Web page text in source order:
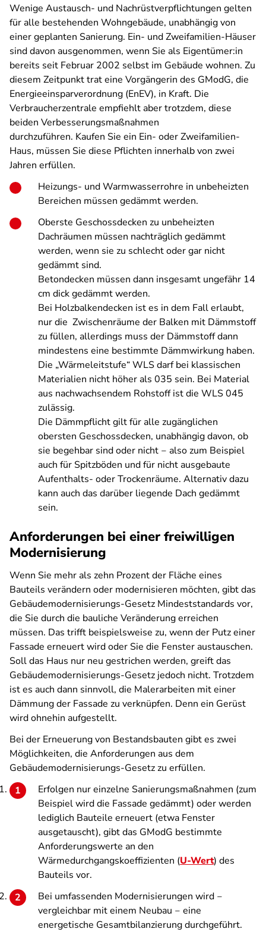
Wenige Austausch- und Nachrüstverpflichtungen gelten
für alle bestehenden Wohngebäude, unabhängig von
einer geplanten Sanierung. Ein- und Zweifamilien-Häuser
sind davon ausgenommen, wenn Sie als Eigentümer:in
bereits seit Februar 2002 selbst im Gebäude wohnen. Zu
diesem Zeitpunkt trat eine Vorgängerin des GModG, die
Energieeinsparverordnung (EnEV), in Kraft. Die
Verbraucherzentrale empfiehlt aber trotzdem, diese
beiden Verbesserungsmaßnahmen
durchzuführen. Kaufen Sie ein Ein- oder Zweifamilien-
Haus, müssen Sie diese Pflichten innerhalb von zwei
Jahren erfüllen.
Heizungs- und Warmwasserrohre in unbeheizten
Bereichen müssen gedämmt werden.
Oberste Geschossdecken zu unbeheizten
Dachräumen müssen nachträglich gedämmt
werden, wenn sie zu schlecht oder gar nicht
gedämmt sind.
Betondecken müssen dann insgesamt ungefähr 14
cm dick gedämmt werden.
Bei Holzbalkendecken ist es in dem Fall erlaubt,
nur die Zwischenräume der Balken mit Dämmstoff
zu füllen, allerdings muss der Dämmstoff dann
mindestens eine bestimmte Dämmwirkung haben.
Die „Wärmeleitstufe“ WLS darf bei klassischen
Materialien nicht höher als 035 sein. Bei Material
aus nachwachsendem Rohstoff ist die WLS 045
zulässig.
Die Dämmpflicht gilt für alle zugänglichen
obersten Geschossdecken, unabhängig davon, ob
sie begehbar sind oder nicht ‒ also zum Beispiel
auch für Spitzböden und für nicht ausgebaute
Aufenthalts- oder Trockenräume. Alternativ dazu
kann auch das darüber liegende Dach gedämmt
sein.
Anforderungen bei einer freiwilligen
Modernisierung
Wenn Sie mehr als zehn Prozent der Fläche eines
Bauteils verändern oder modernisieren möchten, gibt das
Gebäudemodernisierungs-Gesetz Mindeststandards vor,
die Sie durch die bauliche Veränderung erreichen
müssen. Das trifft beispielsweise zu, wenn der Putz einer
Fassade erneuert wird oder Sie die Fenster austauschen.
Soll das Haus nur neu gestrichen werden, greift das
Gebäudemodernisierungs-Gesetz jedoch nicht. Trotzdem
ist es auch dann sinnvoll, die Malerarbeiten mit einer
Dämmung der Fassade zu verknüpfen. Denn ein Gerüst
wird ohnehin aufgestellt.
Bei der Erneuerung von Bestandsbauten gibt es zwei
Möglichkeiten, die Anforderungen aus dem
Gebäudemodernisierungs-Gesetz zu erfüllen.
Erfolgen nur einzelne Sanierungsmaßnahmen (zum
Beispiel wird die Fassade gedämmt) oder werden
lediglich Bauteile erneuert (etwa Fenster
ausgetauscht), gibt das GModG bestimmte
Anforderungswerte an den
Wärmedurchgangskoeffizienten (U-Wert) des
Bauteils vor.
Bei umfassenden Modernisierungen wird ‒
vergleichbar mit einem Neubau ‒ eine
energetische Gesamtbilanzierung durchgeführt.